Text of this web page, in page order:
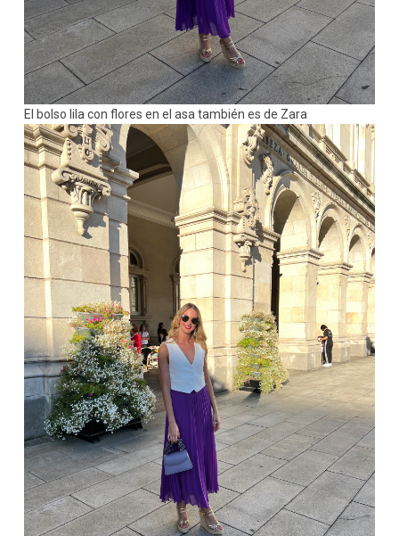
El bolso lila con flores en el asa también es de Zara